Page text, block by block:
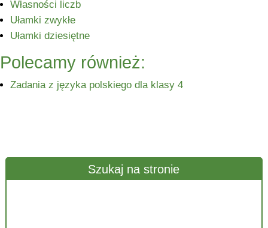
Szukaj na stronie
Własności liczb
Ułamki zwykłe
Ułamki dziesiętne
Polecamy również:
Zadania z języka polskiego dla klasy 4